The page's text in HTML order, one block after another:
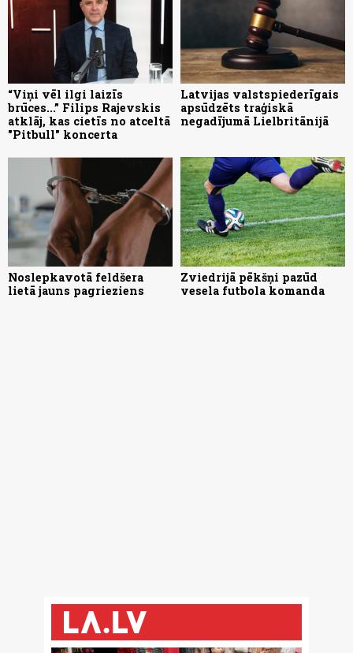
“Viņi vēl ilgi laizīs
brūces...” Filips Rajevskis
atklāj, kas cietīs no atceltā
"Pitbull" koncerta
Latvijas valstspiederīgais
apsūdzēts traģiskā
negadījumā Lielbritānijā
Noslepkavotā feldšera
lietā jauns pagrieziens
Zviedrijā pēkšņi pazūd
vesela futbola komanda